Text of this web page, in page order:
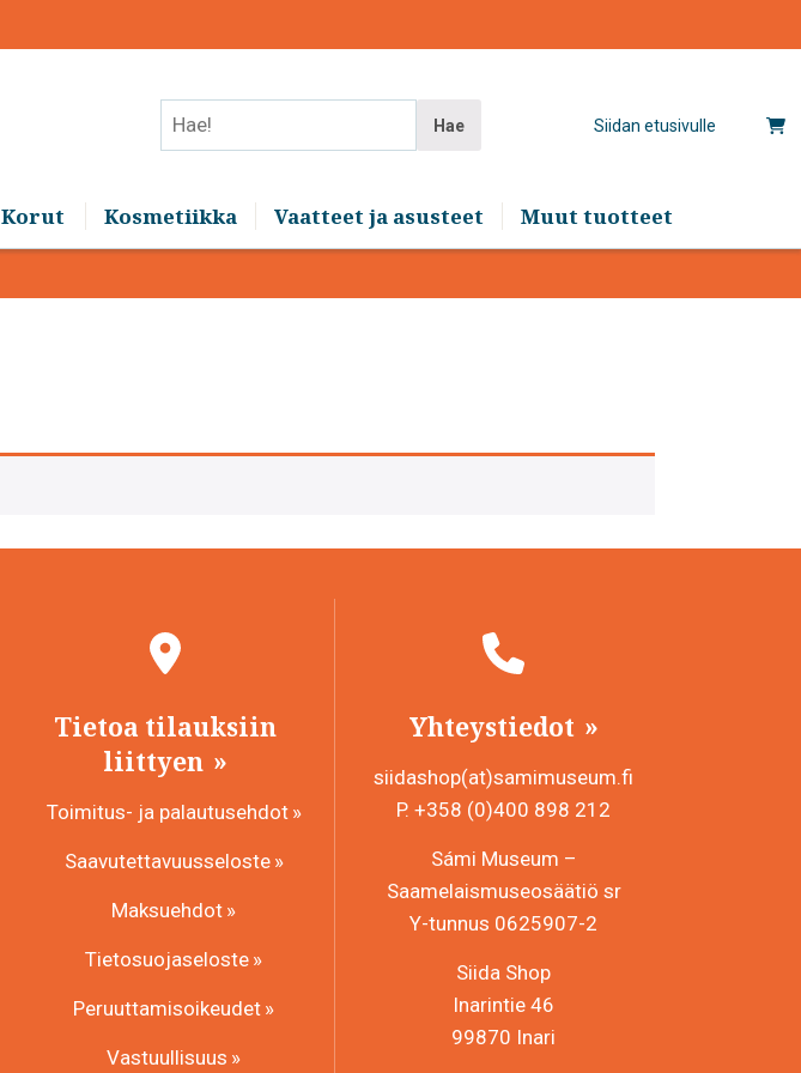
Siidan etusivulle
Hae
Korut Kosmetiikka Vaatteet ja asusteet Muut tuotteet
Tietoa tilauksiin
liittyen
Toimitus- ja palautusehdot
Saavutettavuusseloste
Maksuehdot
Tietosuojaseloste
Peruuttamisoikeudet
Vastuullisuus
Yhteystiedot
siidashop(at)samimuseum.fi
P. +358 (0)400 898 212
Sámi Museum –
Saamelaismuseosäätiö sr
Y-tunnus 0625907-2
Siida Shop
Inarintie 46
99870 Inari